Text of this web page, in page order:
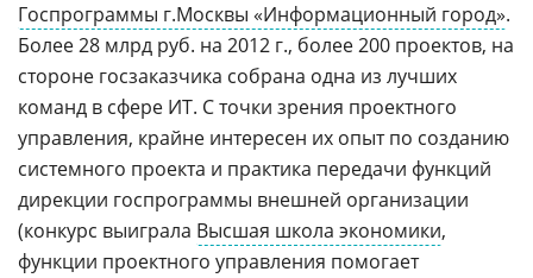
Госпрограммы г.Москвы «Информационный город».
Более 28 млрд руб. на 2012 г., более 200 проектов, на
стороне госзаказчика собрана одна из лучших
команд в сфере ИТ. С точки зрения проектного
управления, крайне интересен их опыт по созданию
системного проекта и практика передачи функций
дирекции госпрограммы внешней организации
(конкурс выиграла Высшая школа экономики,
функции проектного управления помогает